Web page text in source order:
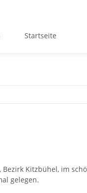
Startseite
Kitzbühel, im
gelegen.